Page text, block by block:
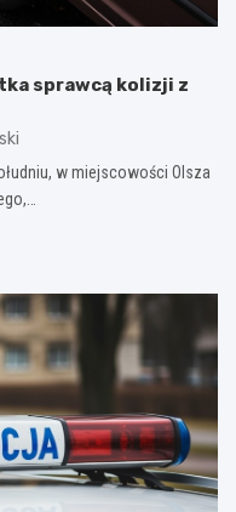
sprawcą kolizji z
w miejscowości Olsza